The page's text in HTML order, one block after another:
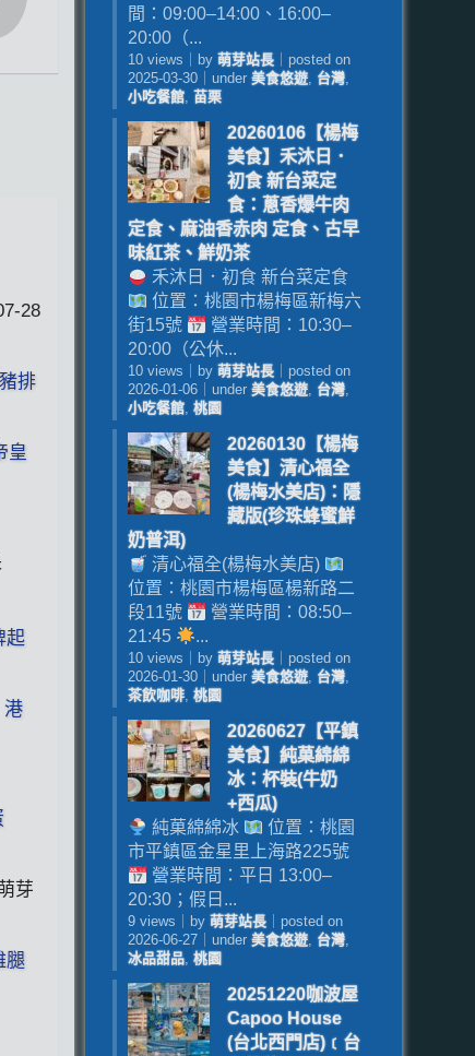
28
排
皇
起
港
芽
腿
間：09:00–14:00、16:00–
20:00（...
10 views by 萌芽站長｜ posted on
2025-03-30｜ under 美食悠遊, 台灣,
小吃餐館, 苗栗
20260106【楊梅
美食】禾沐日．
初食 新台菜定
食：蔥香爆牛肉
定食、麻油香赤肉 定食、古早
味紅茶、鮮奶茶
禾沐日．初食 新台菜定食
位置：桃園市楊梅區新梅六
街15號
營業時間：10:30–
20:00（公休...
10 views by 萌芽站長｜ posted on
2026-01-06｜ under 美食悠遊, 台灣,
小吃餐館, 桃園
20260130【楊梅
美食】清心福全
(楊梅水美店)：隱
藏版(珍珠蜂蜜鮮
奶普洱)
清心福全(楊梅水美店)
位置：桃園市楊梅區楊新路二
段11號
營業時間：08:50–
21:45
...
10 views by 萌芽站長｜ posted on
2026-01-30｜ under 美食悠遊, 台灣,
茶飲咖啡, 桃園
20260627【平鎮
美食】純菓綿綿
冰：杯裝(牛奶
+西瓜)
純菓綿綿冰
位置：桃園
市平鎮區金星里上海路225號
營業時間：平日 13:00–
20:30；假日...
9 views by 萌芽站長｜ posted on
2026-06-27｜ under 美食悠遊, 台灣,
冰品甜品, 桃園
20251220咖波屋
Capoo House
(台北西門店)﹝台